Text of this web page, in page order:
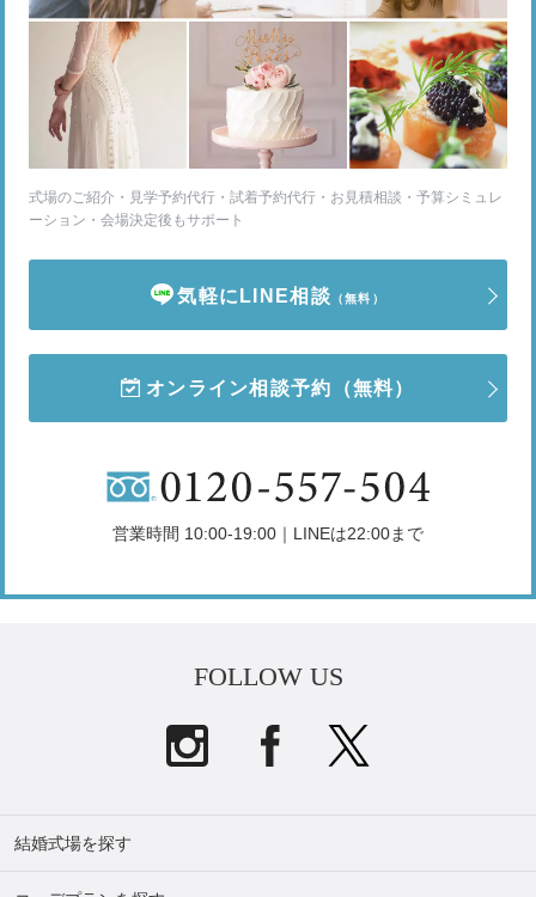
式場のご紹介・見学予約代行・試着予約代行・お見積相談・予算シミュレ
ーション・会場決定後もサポート
気軽にLINE相談 （無料）
オンライン相談予約 （無料）
営業時間 10:00-19:00｜LINEは22:00まで
FOLLOW US
結婚式場を探す